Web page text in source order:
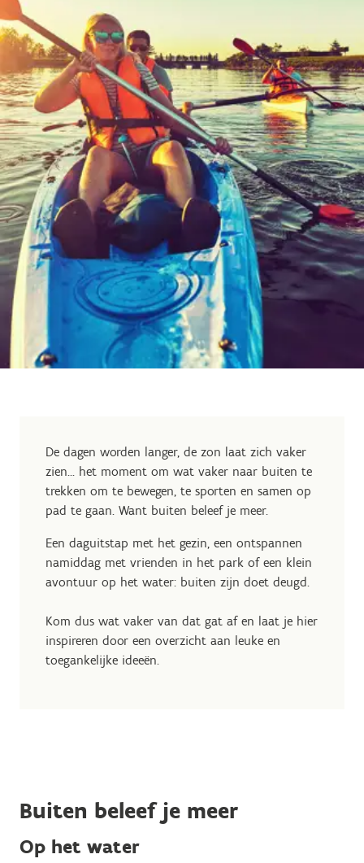
De dagen worden langer, de zon laat zich vaker
zien... het moment om wat vaker naar buiten te
trekken om te bewegen, te sporten en samen op
pad te gaan. Want buiten beleef je meer.
Een daguitstap met het gezin, een ontspannen
namiddag met vrienden in het park of een klein
avontuur op het water: buiten zijn doet deugd.
Kom dus wat vaker van dat gat af en laat je hier
inspireren door een overzicht aan leuke en
toegankelijke ideeën.
Buiten beleef je meer
Op het water